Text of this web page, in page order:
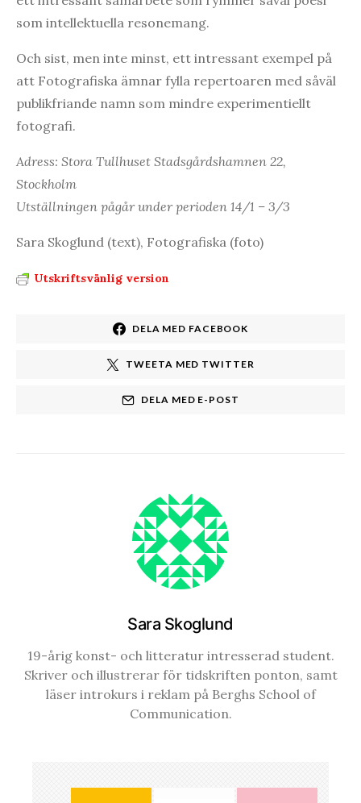
som intellektuella resonemang.
Och sist, men inte minst, ett intressant exempel på
att Fotografiska ämnar fylla repertoaren med såväl
publikfriande namn som mindre experimentiellt
fotografi.
Adress: Stora Tullhuset Stadsgårdshamnen 22,
Stockholm
Utställningen pågår under perioden 14/1 – 3/3
Sara Skoglund (text), Fotografiska (foto)
Utskriftsvänlig version
DELA MED FACEBOOK
TWEETA MED TWITTER
DELA MED E-POST
Sara Skoglund
19-årig konst- och litteratur intresserad student.
Skriver och illustrerar för tidskriften ponton, samt
läser introkurs i reklam på Berghs School of
Communication.